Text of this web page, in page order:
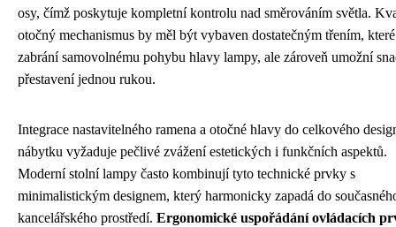
osy, čímž poskytuje kompletní kontrolu nad směrováním světla.
otočný mechanismus by měl být vybaven dostatečným třením, které
zabrání samovolnému pohybu hlavy lampy, ale zároveň umožní
přestavení jednou rukou.
Integrace nastavitelného ramena a otočné hlavy do celkového
nábytku vyžaduje pečlivé zvážení estetických i funkčních aspektů.
Moderní stolní lampy často kombinují tyto technické prvky s
minimalistickým designem, který harmonicky zapadá do
kancelářského prostředí. Ergonomické uspořádání ovládacích